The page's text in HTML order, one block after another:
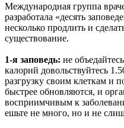
Международная группа
разработала «десять
несколько продлить и
существование.
1-я заповедь: не
калорий довольствуйтесь
разгрузку своим клеткам и
быстрее обновляются, и
восприимчивым к
ешьте не много, но и не